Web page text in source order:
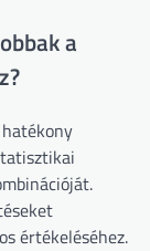
a
értékeléséhez.